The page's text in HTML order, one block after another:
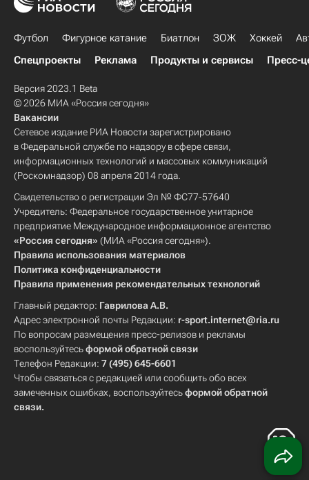
Футбол Фигурное катание Биатлон ЗОЖ Хоккей
Спецпроекты
Реклама Продукты и сервисы Пресс-
Версия 2023.1 Beta
© 2026 МИА «Россия сегодня»
Вакансии
Сетевое издание РИА Новости зарегистрировано
в Федеральной службе по надзору в сфере связи,
информационных технологий и массовых коммуникаций
(Роскомнадзор) 08 апреля 2014 года.
Свидетельство о регистрации Эл № ФС77-57640
Учредитель: Федеральное государственное унитарное
предприятие Международное информационное агентство
«Россия сегодня» (МИА «Россия сегодня»).
Правила использования материалов
Политика конфиденциальности
Правила применения рекомендательных технологий
Главный редактор: Гаврилова А.В.
Адрес электронной почты Редакции: r-sport.internet@ria.ru
По вопросам размещения пресс-релизов и рекламы
воспользуйтесьформой обратной связи
Телефон Редакции: 7 (495) 645-6601
Чтобы связаться с редакцией или сообщить обо всех
замеченных ошибках, воспользуйтесьформой обратной
связи.